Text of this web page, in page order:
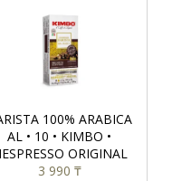
100% ARABICA
AL • 10 • KIMBO •
ORIGINAL
3 990 ₸